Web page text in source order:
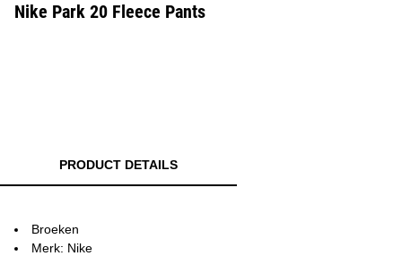
Nike Park 20 Fleece Pants
PRODUCT DETAILS
Broeken
Merk: Nike